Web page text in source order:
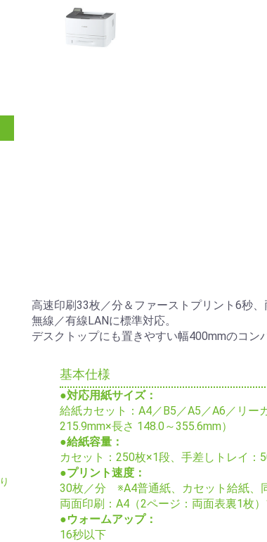
高速印刷33枚／分＆ファーストプリント6秒、
無線／有線LANに標準対応。
デスクトップにも置きやすい幅400mmのコン
基本仕様
●対応用紙サイズ：
給紙カセット：A4／B5／A5／A6／リー
215.9mm×長さ 148.0～355.6mm）
●給紙容量：
カセット：250枚×1段、手差しトレイ：
●プリント速度：
30枚／分 ※A4普通紙、カセット給紙、
両面印刷：A4（2ページ：両面表裏1枚
●ウォームアップ：
16秒以下